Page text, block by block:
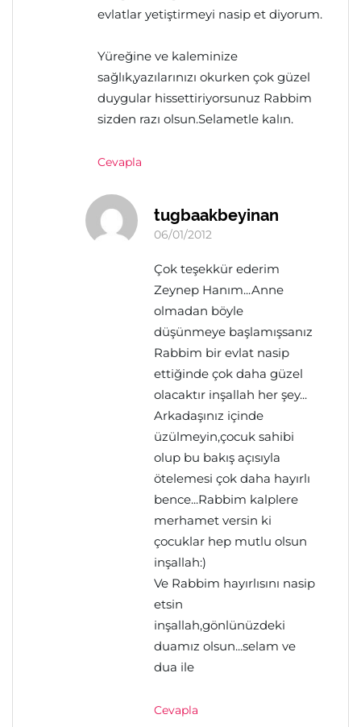
evlatlar yetiştirmeyi nasip et diyorum.
Yüreğine ve kaleminize
sağlık,yazılarınızı okurken çok güzel
duygular hissettiriyorsunuz Rabbim
sizden razı olsun.Selametle kalın.
Cevapla
tugbaakbeyinan
06/01/2012
Çok teşekkür ederim
Zeynep Hanım...Anne
olmadan böyle
düşünmeye başlamışsanız
Rabbim bir evlat nasip
ettiğinde çok daha güzel
olacaktır inşallah her şey...
Arkadaşınız içinde
üzülmeyin,çocuk sahibi
olup bu bakış açısıyla
ötelemesi çok daha hayırlı
bence...Rabbim kalplere
merhamet versin ki
çocuklar hep mutlu olsun
inşallah:)
Ve Rabbim hayırlısını nasip
etsin
inşallah,gönlünüzdeki
duamız olsun...selam ve
dua ile
Cevapla